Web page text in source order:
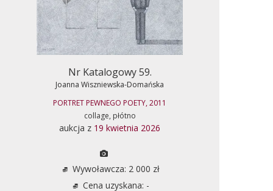
Nr Katalogowy 59.
Joanna Wiszniewska-Domańska
PORTRET PEWNEGO POETY, 2011
collage, płótno
aukcja z 19 kwietnia 2026
Wywoławcza: 2 000 zł
Cena uzyskana: -